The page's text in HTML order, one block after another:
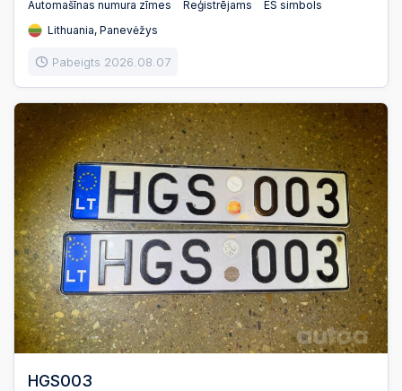
Automašīnas numura zīmes Reģistrējams
ES simbols
Lithuania, Panevėžys
Pabeigts 2026.08.07
HGS003